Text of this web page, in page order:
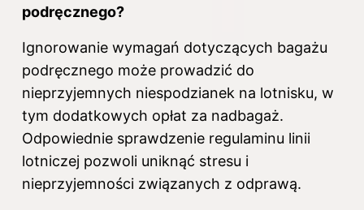
podręcznego?
Ignorowanie wymagań dotyczących bagażu
podręcznego może prowadzić do
nieprzyjemnych niespodzianek na lotnisku, w
tym dodatkowych opłat za nadbagaż.
Odpowiednie sprawdzenie regulaminu linii
lotniczej pozwoli uniknąć stresu i
nieprzyjemności związanych z odprawą.